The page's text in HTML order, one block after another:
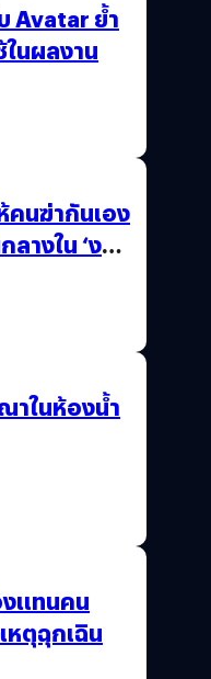
Avatar ย้ำ
ในผลงาน
คนฆ่ากันเอง
างใน ‘งาน
าในห้องน้ำ
งแทนคน
หตุฉุกเฉิน